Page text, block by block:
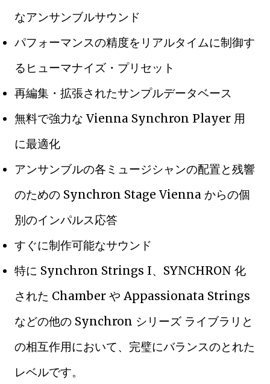
なアンサンブルサウンド
パフォーマンスの精度をリアルタイムに制御す
るヒューマナイズ・プリセット
再編集・拡張されたサンプルデータベース
無料で強力な Vienna Synchron Player 用
に最適化
アンサンブルの各ミュージシャンの配置と残響
のための Synchron Stage Vienna からの個
別のインパルス応答
すぐに制作可能なサウンド
特に Synchron Strings I、SYNCHRON 化
された Chamber や Appassionata Strings
などの他の Synchron シリーズ ライブラリと
の相互作用において、完璧にバランスのとれた
レベルです。